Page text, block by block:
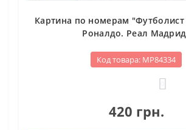
Картина по номерам
Роналдо. Реал
Код товара: МР84334
420 грн.